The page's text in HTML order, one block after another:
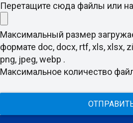
Перетащите сюда файлы или
Максимальный размер
формате doc, docx, rtf, xls, xlsx,
png, jpeg, webp .
Максимальное количество